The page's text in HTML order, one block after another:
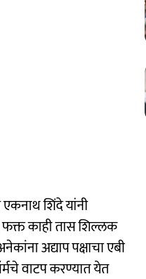
शिंदे यांनी
फक्त काही तास शिल्लक
अद्याप पक्षाचा एबी
वाटप करण्यात येत